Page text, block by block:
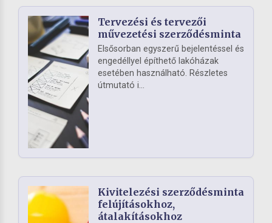
Tervezési és tervezői
művezetési szerződésminta
Elsősorban egyszerű bejelentéssel és
engedéllyel építhető lakóházak
esetében használható. Részletes
útmutató i...
Kivitelezési szerződésminta
felújításokhoz,
átalakításokhoz